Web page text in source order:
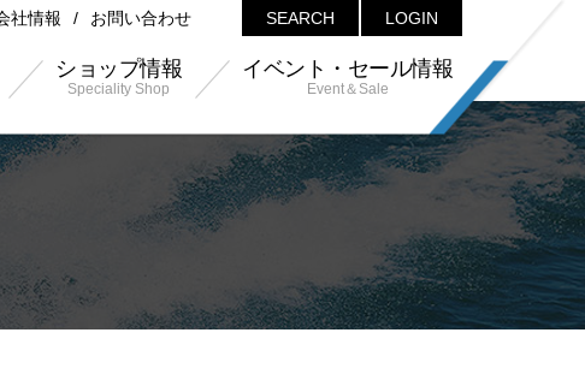
社情報 お問い合わせ SEARCH LOGIN
ショップ情報
Speciality Shop
イベント・セール情報
Event＆Sale